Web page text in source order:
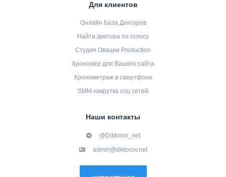
Для клиентов
Онлайн База Дикторов
Найти диктора по голосу
Студия Овации Production
Хрономер для Вашего сайта
Хронометраж в смартфоне
SMM накрутка соц сетей
Наши контакты
@Diktorov_net
admin@diktorov.net